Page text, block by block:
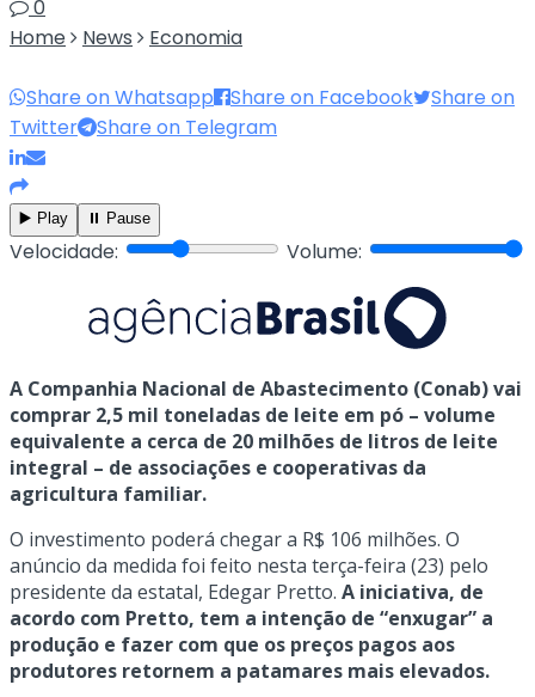
0
Home
News Economia
Share on Whatsapp Share on Facebook
Share on
Twitter
Share on Telegram
▶️ Play ⏸️ Pause
Velocidade: Volume:
A Companhia Nacional de Abastecimento (Conab) vai
comprar 2,5 mil toneladas de leite em pó – volume
equivalente a cerca de 20 milhões de litros de leite
integral – de associações e cooperativas da
agricultura familiar.
O investimento poderá chegar a R$ 106 milhões. O
anúncio da medida foi feito nesta terça-feira (23) pelo
presidente da estatal, Edegar Pretto. A iniciativa, de
acordo com Pretto, tem a intenção de “enxugar” a
produção e fazer com que os preços pagos aos
produtores retornem a patamares mais elevados.